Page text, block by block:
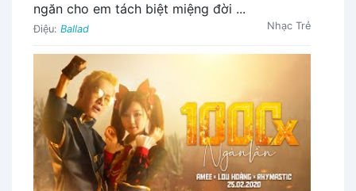
ngăn cho em tách biệt miệng đời ...
Điệu: Ballad Nhạc Trẻ